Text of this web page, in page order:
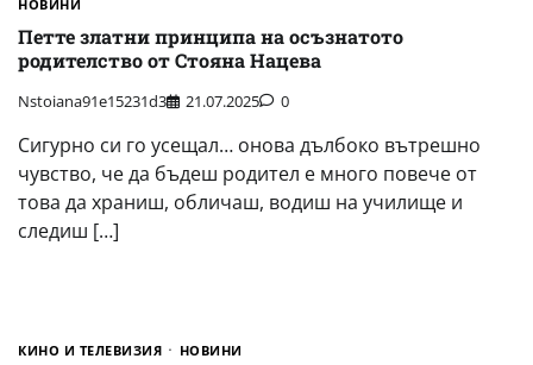
НОВИНИ
Петте златни принципа на осъзнатото
родителство от Стояна Нацева
Nstoiana91e15231d3 21.07.2025 0
Сигурно си го усещал… онова дълбоко вътрешно
чувство, че да бъдеш родител е много повече от
това да храниш, обличаш, водиш на училище и
следиш […]
КИНО И ТЕЛЕВИЗИЯ НОВИНИ